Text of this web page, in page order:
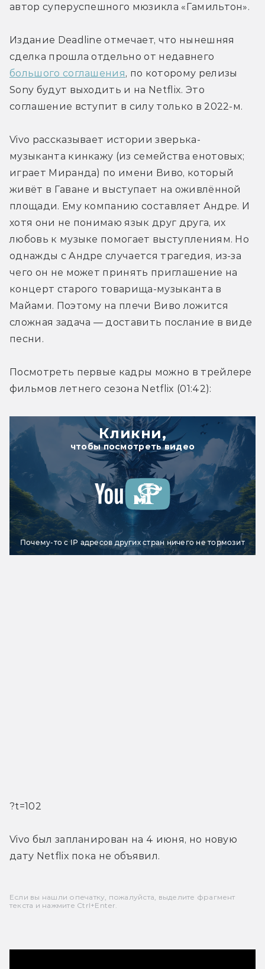
автор суперуспешного мюзикла «Гамильтон».
Издание Deadline отмечает, что нынешняя
большого соглашения, по которому релизы
Sony будут выходить и на Netflix. Это
соглашение вступит в силу только в 2022-м.
Vivo рассказывает истории зверька-
музыканта кинкажу (из семейства енотовых;
играет Миранда) по имени Виво, который
живёт в Гаване и выступает на оживлённой
площади. Ему компанию составляет Андре. И
хотя они не понимаю язык друг друга, их
любовь к музыке помогает выступлениям. Но
однажды с Андре случается трагедия, из-за
чего он не может принять приглашение на
концерт старого товарища-музыканта в
Майами. Поэтому на плечи Виво ложится
сложная задача — доставить послание в виде
песни.
Посмотреть первые кадры можно в трейлере
фильмов летнего сезона Netflix (01:42):
Кликни,
чтобы посмотреть видео
Почему-то с IP адресов других стран ничего не тормозит
?t=102
Vivo был запланирован на 4 июня, но новую
дату Netflix пока не объявил.
Если вы нашли опечатку, пожалуйста, выделите фрагмент
текста и нажмите Ctrl+Enter.